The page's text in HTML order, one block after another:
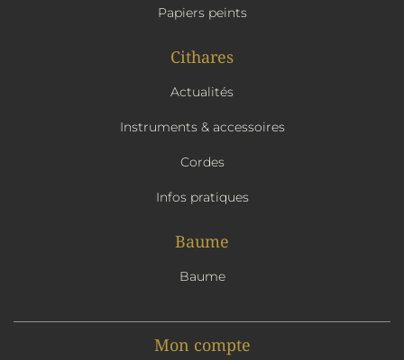
Papiers peints
Cithares
Actualités
Instruments & accessoires
Cordes
Infos pratiques
Baume
Baume
Mon compte